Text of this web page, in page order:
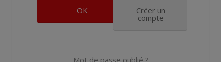
Créer un
compte
Mot de passe oublié ?